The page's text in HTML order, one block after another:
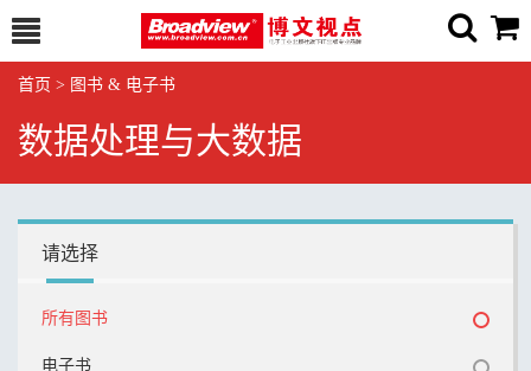
首页 > 图书 & 电子书
数据处理与大数据
请选择
所有图书
电子书